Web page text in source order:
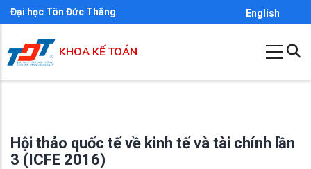
Nhảy
đến
nội
dung
Đại học Tôn Đức Thắng English
KHOA KẾ TOÁN
Hội thảo quốc tế về kinh tế và tài chính lần
3 (ICFE 2016)